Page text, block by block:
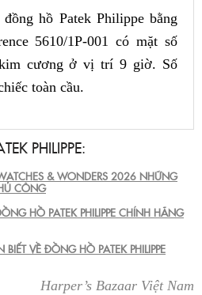
hồ Patek Philippe bằng
5610/1P-001 có mặt số
cương ở vị trí 9 giờ. Số
toàn cầu.
PHILIPPE:
& WONDERS 2026 NHỮNG
CÔNG
HỒ PATEK PHILIPPE CHÍNH HÃNG
VỀ ĐỒNG HỒ PATEK PHILIPPE
Harper’s Bazaar Việt Nam